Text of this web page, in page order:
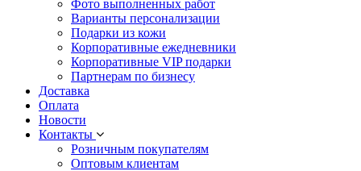
Фото выполненных работ
Варианты персонализации
Подарки из кожи
Корпоративные ежедневники
Корпоративные VIP подарки
Партнерам по бизнесу
Доставка
Оплата
Новости
Контакты
Розничным покупателям
Оптовым клиентам